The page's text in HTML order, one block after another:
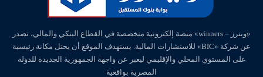
«وينرز – winners» منصة إلكترونية متخصصة في القطاع البنكي والمالي، تصدر
عن شركة «BIC» للاستشارات المالية. يستهدف الموقع أن يحتل مكانة رئيسية
على المستوي المحلي والإقليمي ليعبر عن واجهة الجمهورية الجديدة للدولة
المصرية بواقعية